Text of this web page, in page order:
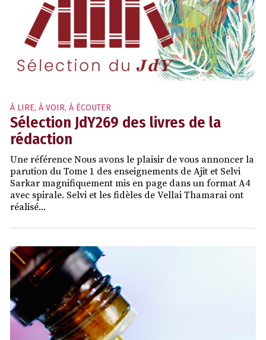
À LIRE, À VOIR, À ÉCOUTER
Sélection JdY269 des livres de la
rédaction
Une référence Nous avons le plaisir de vous annoncer la
parution du Tome 1 des enseignements de Ajit et Selvi
Sarkar magnifiquement mis en page dans un format A4
avec spirale. Selvi et les fidèles de Vellai Thamarai ont
réalisé...